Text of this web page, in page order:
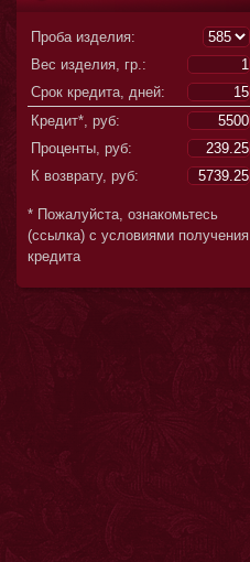
Проба изделия:
Вес изделия, гр.:
Срок кредита, дней:
Кредит*, руб:
Проценты, руб:
К возврату, руб:
* Пожалуйста, ознакомьтесь
(ссылка) с условиями получения
кредита